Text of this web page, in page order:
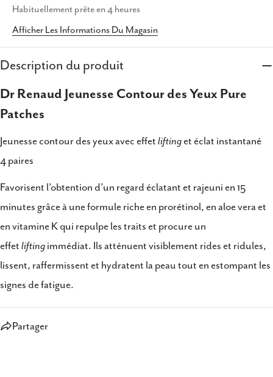
Habituellement prête en 4 heures
Afficher Les Informations Du Magasin
Description du produit
Dr Renaud Jeunesse Contour des Yeux Pure
Patches
Jeunesse contour des yeux avec effet liftinget éclat instantané
4 paires
Favorisent l’obtention d’un regard éclatant et rajeuni en 15
minutes grâce à une formule riche en prorétinol, en aloe vera et
en vitamine K qui repulpe les traits et procure un
effet lifting immédiat. Ils atténuent visiblement rides et ridules,
lissent, raffermissent et hydratent la peau tout en estompant les
signes de fatigue.
Partager
sur
sur
sur